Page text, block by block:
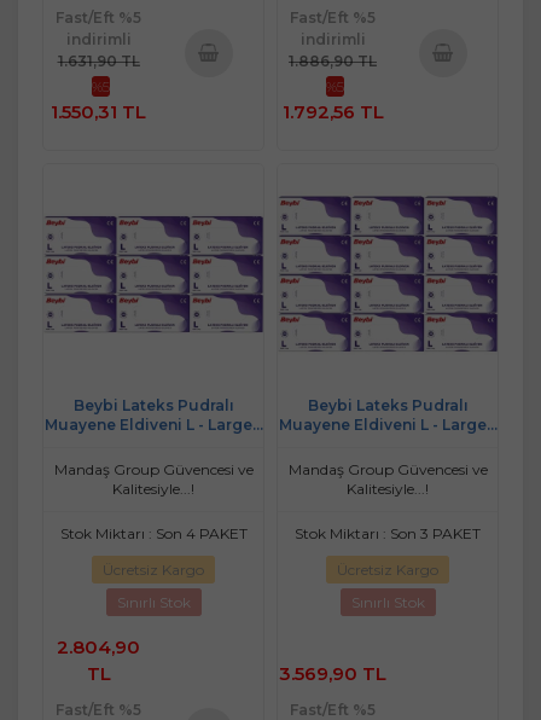
Fast/Eft %5
indirimli
1.631,90 TL
%5
1.550,31 TL
Fast/Eft %5
indirimli
1.886,90 TL
%5
1.792,56 TL
Beybi Lateks Pudralı
Muayene Eldiveni L - Large -
Mandaş Group Güvencesi ve
Kalitesiyle...!
Stok Miktarı : Son 4 PAKET
Ücretsiz Kargo
Sınırlı Stok
2.804,90
TL
Fast/Eft %5
Beybi Lateks Pudralı
Muayene Eldiveni L - Large -
Mandaş Group Güvencesi ve
Kalitesiyle...!
Stok Miktarı : Son 3 PAKET
Ücretsiz Kargo
Sınırlı Stok
3.569,90 TL
Fast/Eft %5